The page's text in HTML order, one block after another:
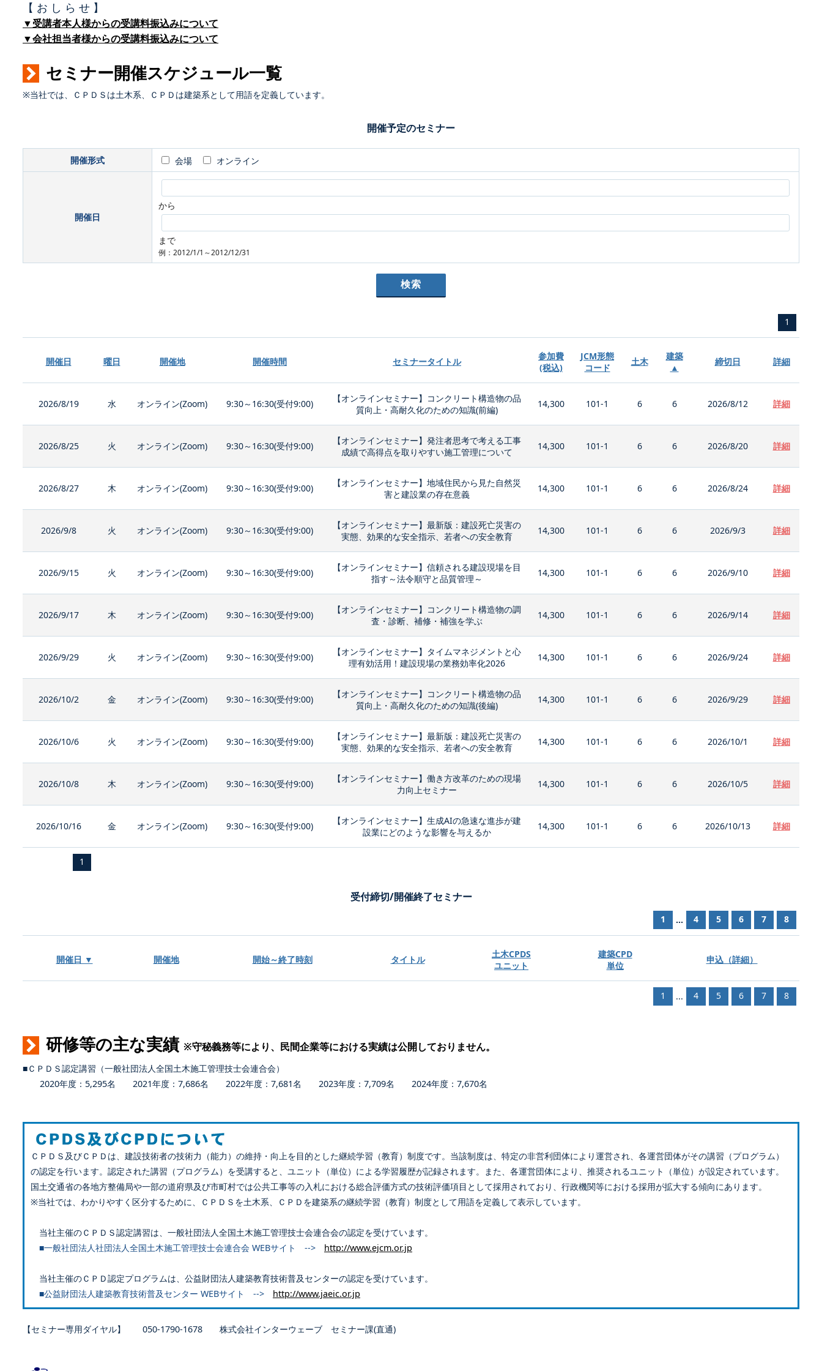
【 お し ら せ 】
▼受講者本人様からの受講料振込みについて
▼会社担当者様からの受講料振込みについて
セミナー開催スケジュール一覧
※当社では、ＣＰＤＳは土木系、ＣＰＤは建築系として用語を定義しています。
開催予定のセミナー
開催形式 会場 オンライン
開催日
から
まで
例：2012/1/1～2012/12/31
1
開催日 曜日 開催地 開催時間 セミナータイトル
参加費
(税込)
JCM形態
コード
土木
建築
▲
締切日 詳細
2026/8/19 水 オンライン(Zoom) 9:30～16:30(受付9:00)
【オンラインセミナー】コンクリート構造物の品
質向上・高耐久化のための知識(前編)
14,300 101-1 6 6 2026/8/12 詳細
2026/8/25 火 オンライン(Zoom) 9:30～16:30(受付9:00)
【オンラインセミナー】発注者思考で考える工事
成績で高得点を取りやすい施工管理について
14,300 101-1 6 6 2026/8/20 詳細
2026/8/27 木 オンライン(Zoom) 9:30～16:30(受付9:00)
【オンラインセミナー】地域住民から見た自然災
害と建設業の存在意義
14,300 101-1 6 6 2026/8/24 詳細
2026/9/8 火 オンライン(Zoom) 9:30～16:30(受付9:00)
【オンラインセミナー】最新版：建設死亡災害の
実態、効果的な安全指示、若者への安全教育
14,300 101-1 6 6 2026/9/3 詳細
2026/9/15 火 オンライン(Zoom) 9:30～16:30(受付9:00)
【オンラインセミナー】信頼される建設現場を目
指す～法令順守と品質管理～
14,300 101-1 6 6 2026/9/10 詳細
2026/9/17 木 オンライン(Zoom) 9:30～16:30(受付9:00)
【オンラインセミナー】コンクリート構造物の調
査・診断、補修・補強を学ぶ
14,300 101-1 6 6 2026/9/14 詳細
2026/9/29 火 オンライン(Zoom) 9:30～16:30(受付9:00)
【オンラインセミナー】タイムマネジメントと心
理有効活用！建設現場の業務効率化2026
14,300 101-1 6 6 2026/9/24 詳細
2026/10/2 金 オンライン(Zoom) 9:30～16:30(受付9:00)
【オンラインセミナー】コンクリート構造物の品
質向上・高耐久化のための知識(後編)
14,300 101-1 6 6 2026/9/29 詳細
2026/10/6 火 オンライン(Zoom) 9:30～16:30(受付9:00)
【オンラインセミナー】最新版：建設死亡災害の
実態、効果的な安全指示、若者への安全教育
14,300 101-1 6 6 2026/10/1 詳細
2026/10/8 木 オンライン(Zoom) 9:30～16:30(受付9:00)
【オンラインセミナー】働き方改革のための現場
力向上セミナー
14,300 101-1 6 6 2026/10/5 詳細
2026/10/16 金 オンライン(Zoom) 9:30～16:30(受付9:00)
【オンラインセミナー】生成AIの急速な進歩が建
設業にどのような影響を与えるか
14,300 101-1 6 6 2026/10/13 詳細
1
受付締切/開催終了セミナー
1 ... 4 5 6 7 8
開催日 ▼ 開催地 開始～終了時刻 タイトル
土木CPDS
ユニット
建築CPD
単位
申込（詳細）
1 ... 4 5 6 7 8
研修等の主な実績 ※守秘義務等により、民間企業等における実績は公開しておりません。
■ＣＰＤＳ認定講習（一般社団法人全国土木施工管理技士会連合会）
2020年度：5,295名 2021年度：7,686名 2022年度：7,681名 2023年度：7,709名 2024年度：7,670名
ＣＰＤＳ及びＣＰＤは、建設技術者の技術力（能力）の維持・向上を目的とした継続学習（教育）制度です。当該制度は、特定の非営利団体により運営され、各運営団体がその講習（プログラム）
の認定を行います。認定された講習（プログラム）を受講すると、ユニット（単位）による学習履歴が記録されます。また、各運営団体により、推奨されるユニット（単位）が設定されています。
国土交通省の各地方整備局や一部の道府県及び市町村では公共工事等の入札における総合評価方式の技術評価項目として採用されており、行政機関等における採用が拡大する傾向にあります。
※当社では、わかりやすく区分するために、ＣＰＤＳを土木系、ＣＰＤを建築系の継続学習（教育）制度として用語を定義して表示しています。
当社主催のＣＰＤＳ認定講習は、一般社団法人全国土木施工管理技士会連合会の認定を受けています。
■一般社団法人社団法人全国土木施工管理技士会連合会 WEBサイト --> http://www.ejcm.or.jp
当社主催のＣＰＤ認定プログラムは、公益財団法人建築教育技術普及センターの認定を受けています。
■公益財団法人建築教育技術普及センター WEBサイト --> http://www.jaeic.or.jp
【セミナー専用ダイヤル】 050-1790-1678 株式会社インターウェーブ セミナー課(直通)